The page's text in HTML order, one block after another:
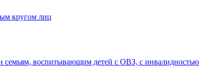
кругом лиц
воспитывающим детей с ОВЗ, с инвалидностью